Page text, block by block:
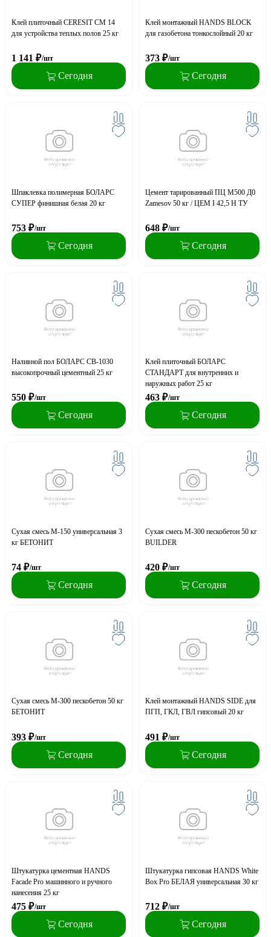
Клей плиточный CERESIT CM 14
для устройства теплых полов 25 кг
1 141 ₽/шт
Сегодня
Клей монтажный HANDS BLOCK
для газобетона тонкослойный 20 кг
373 ₽/шт
Сегодня
Шпаклевка полимерная БОЛАРС
СУПЕР финишная белая 20 кг
753 ₽/шт
Сегодня
Цемент тарированный ПЦ М500 Д0
Zamesov 50 кг / ЦЕМ I 42,5 Н ТУ
648 ₽/шт
Сегодня
Наливной пол БОЛАРС СВ-1030
высокопрочный цементный 25 кг
550 ₽/шт
Сегодня
Клей плиточный БОЛАРС
СТАНДАРТ для внутренних и
наружных работ 25 кг
463 ₽/шт
Сегодня
Сухая смесь М-150 универсальная 3
кг БЕТОНИТ
74 ₽/шт
Сегодня
Сухая смесь М-300 пескобетон 50 кг
BUILDER
420 ₽/шт
Сегодня
Сухая смесь М-300 пескобетон 50 кг
БЕТОНИТ
393 ₽/шт
Сегодня
Клей монтажный HANDS SIDE для
ПГП, ГКЛ, ГВЛ гипсовый 20 кг
491 ₽/шт
Сегодня
Штукатурка цементная HANDS
Facade Pro машинного и ручного
нанесения 25 кг
475 ₽/шт
Сегодня
Штукатурка гипсовая HANDS White
Box Pro БЕЛАЯ универсальная 30 кг
712 ₽/шт
Сегодня